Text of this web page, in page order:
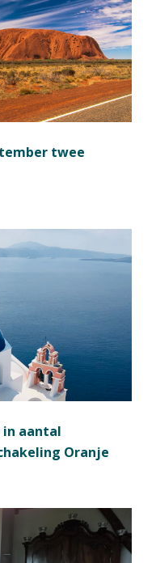
twee
in aantal
Oranje